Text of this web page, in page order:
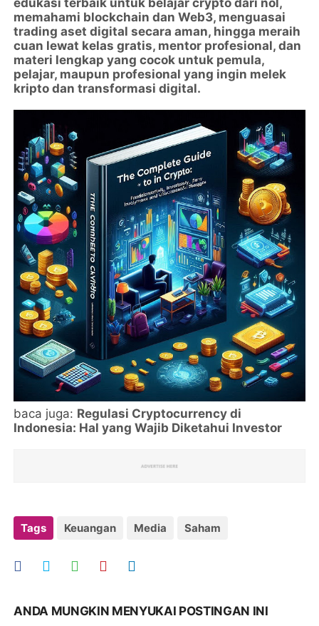
memahami blockchain dan Web3, menguasai
trading aset digital secara aman, hingga meraih
cuan lewat kelas gratis, mentor profesional, dan
materi lengkap yang cocok untuk pemula,
pelajar, maupun profesional yang ingin melek
kripto dan transformasi digital.
baca juga: Regulasi Cryptocurrency di
Indonesia: Hal yang Wajib Diketahui Investor
Tags Keuangan Media Saham
ANDA MUNGKIN MENYUKAI POSTINGAN INI